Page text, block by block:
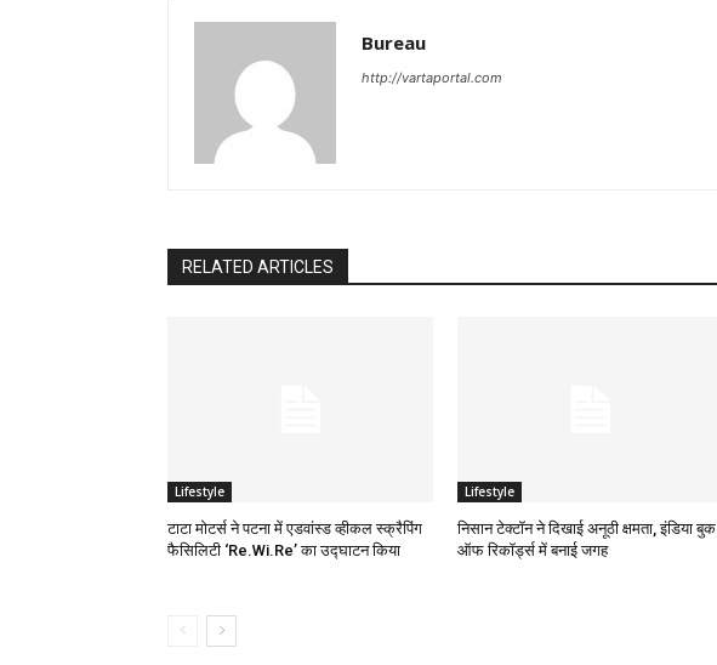
Bureau
http://vartaportal.com
RELATED ARTICLES
Lifestyle
टाटा मोटर्स ने पटना में एडवांस्ड व्हीकल स्क्रैपिंग
फैसिलिटी ‘Re.Wi.Re’ का उद्घाटन किया
Lifestyle
निसान टेक्टॉन ने दिखाई अनूठी क्षमता, इंडिया बुक
ऑफ रिकॉर्ड्स में बनाई जगह